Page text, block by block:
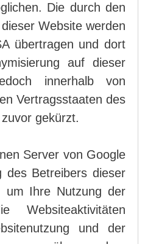
Die durch den
Website werden
übertragen und dort
auf dieser
innerhalb von
Vertragsstaaten des
gekürzt.
Server von Google
Betreibers dieser
um Ihre Nutzung der
und der